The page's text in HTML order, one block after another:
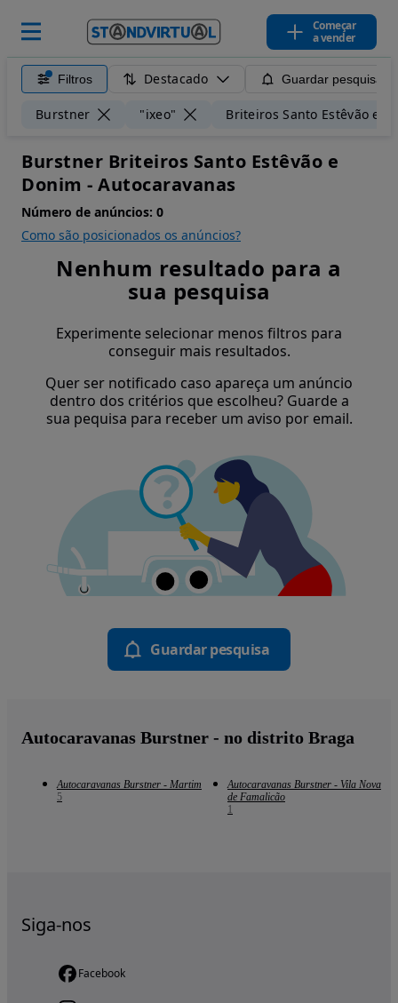
Começar
a vender
Filtros Destacado Guardar pesquisa
Burstner "ixeo" Briteiros Santo Estêvão e
Burstner Briteiros Santo Estêvão e
Donim - Autocaravanas
Número de anúncios: 0
Como são posicionados os anúncios?
Nenhum resultado para a
sua pesquisa
Experimente selecionar menos filtros para
conseguir mais resultados.
Quer ser notificado caso apareça um anúncio
dentro dos critérios que escolheu? Guarde a
sua pequisa para receber um aviso por email.
Guardar pesquisa
Autocaravanas Burstner - no distrito Braga
Autocaravanas Burstner - Martim
5
Autocaravanas Burstner - Vila Nova
de Famalicão
1
Siga-nos
Facebook